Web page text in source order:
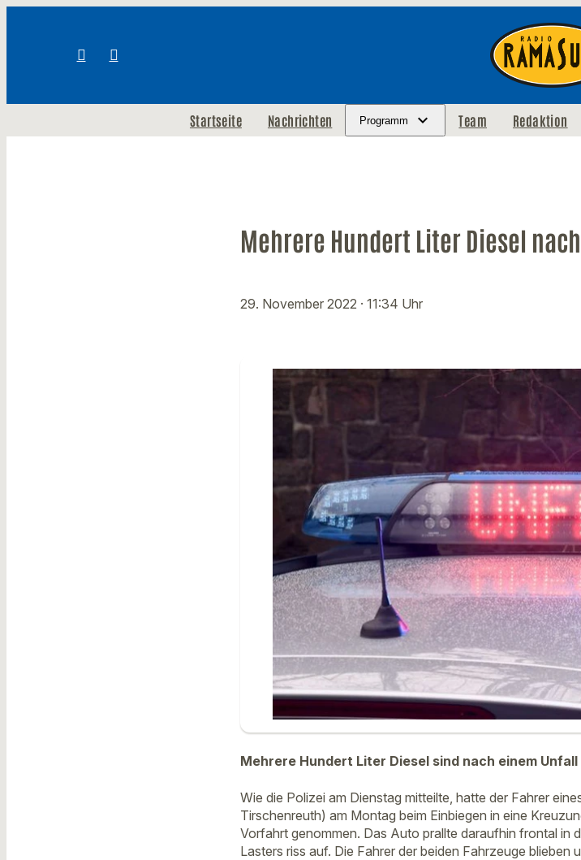
Startseite Nachrichten Programm Team Redaktion
Mehrere Hundert Liter Diesel
29. November 2022 · 11:34 Uhr
Mehrere Hundert Liter Diesel sind nach einem
Wie die Polizei am Dienstag mitteilte, hatte der Fahrer
Tirschenreuth) am Montag beim Einbiegen in eine
Vorfahrt genommen. Das Auto prallte daraufhin frontal in
Lasters riss auf. Die Fahrer der beiden Fahrzeuge blieben